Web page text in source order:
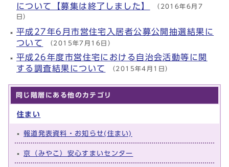
について【募集は終了しました】
（2016年6月7
日）
平成27年6月市営住宅入居者公募公開抽選結果に
ついて （2015年7月16日）
平成26年度市営住宅における自治会活動等に関
する調査結果について （2015年4月1日）
同じ階層にある他のカテゴリ
住まい
報道発表資料・お知らせ(住まい)
京（みやこ）安心すまいセンター